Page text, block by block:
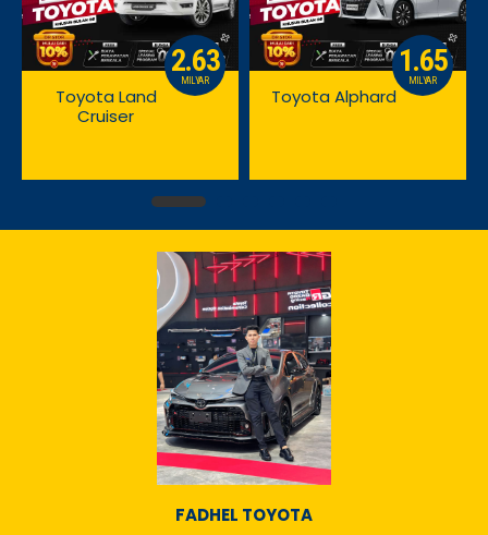
2.63
MILYAR
Toyota Land
Cruiser
1.65
MILYAR
Toyota Alphard
FADHEL TOYOTA